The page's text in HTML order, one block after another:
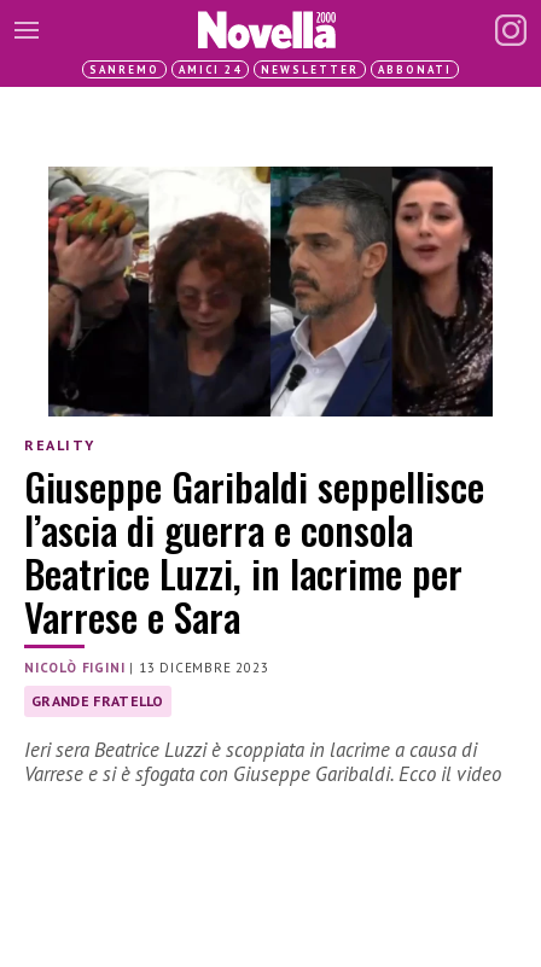
SANREMO AMICI 24 NEWSLETTER ABBONATI
REALITY
Giuseppe Garibaldi seppellisce
l’ascia di guerra e consola
Beatrice Luzzi, in lacrime per
Varrese e Sara
NICOLÒ FIGINI | 13 DICEMBRE 2023
GRANDE FRATELLO
Ieri sera Beatrice Luzzi è scoppiata in lacrime a causa di
Varrese e si è sfogata con Giuseppe Garibaldi. Ecco il video